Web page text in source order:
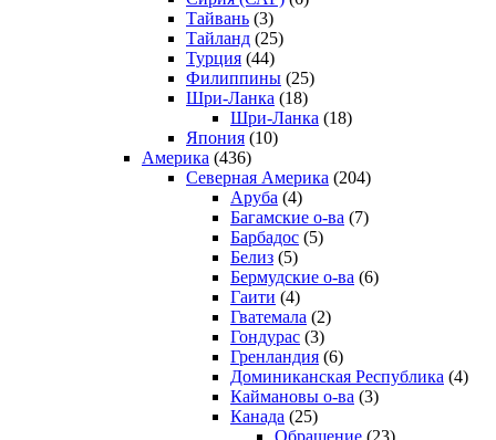
Тайвань (3)
Тайланд (25)
Турция (44)
Филиппины (25)
Шри-Ланка (18)
Шри-Ланка (18)
Япония (10)
Америка (436)
Северная Америка (204)
Аруба (4)
Багамские о-ва (7)
Барбадос (5)
Белиз (5)
Бермудские о-ва (6)
Гаити (4)
Гватемала (2)
Гондурас (3)
Гренландия (6)
Доминиканская Республика (4)
Каймановы о-ва (3)
Канада (25)
Обращение (23)